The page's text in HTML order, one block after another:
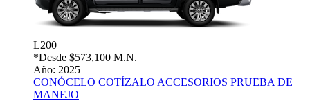
L200
*Desde $573,100 M.N.
Año: 2025
CONÓCELO COTÍZALO ACCESORIOS PRUEBA DE
MANEJO